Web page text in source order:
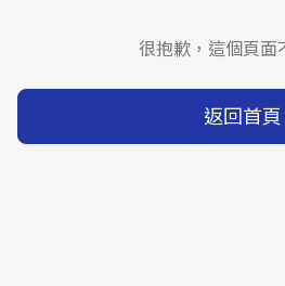
很抱歉，這個頁面
返回首頁